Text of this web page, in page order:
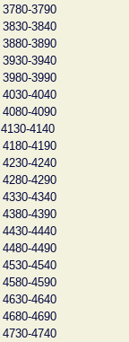
3780-3790
3830-3840
3880-3890
3930-3940
3980-3990
4030-4040
4080-4090
4130-4140
4180-4190
4230-4240
4280-4290
4330-4340
4380-4390
4430-4440
4480-4490
4530-4540
4580-4590
4630-4640
4680-4690
4730-4740